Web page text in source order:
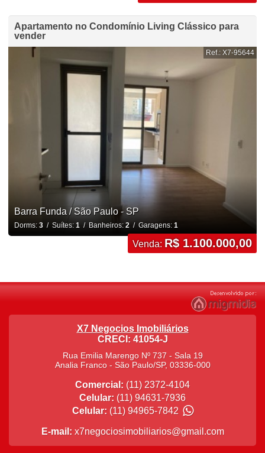
Apartamento no Condomínio Living Clássico para
vender
Ref.: X7-95644
Barra Funda / São Paulo - SP
Dorms: 3/ Suítes: 1 / Banheiros: 2/ Garagens: 1
Venda: R$ 1.100.000,00
X7 Negocios Imobiliários
CRECI: 41054-J
Rua Emilia Marengo Nº 737 - Sala 19
Analia Franco- São Paulo/SP, 03336-000
Comercial: (11) 2372-4104
Celular: (11) 94631-7936
Celular: (11) 94965-7842
E-mail: x7negociosimobiliarios@gmail.com